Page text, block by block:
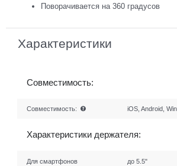
Поворачивается на 360 градусов
Характеристики
Совместимость:
Совместимость: iOS, Android,
Характеристики держателя:
Для смартфонов
до 5.5"